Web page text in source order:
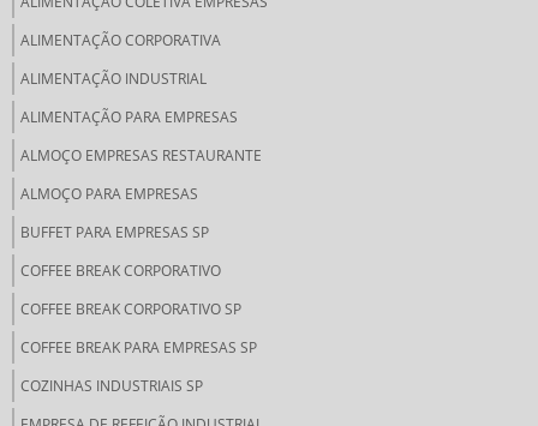
ALIMENTAÇÃO CORPORATIVA
ALIMENTAÇÃO INDUSTRIAL
ALIMENTAÇÃO PARA EMPRESAS
ALMOÇO EMPRESAS RESTAURANTE
ALMOÇO PARA EMPRESAS
BUFFET PARA EMPRESAS SP
COFFEE BREAK CORPORATIVO
COFFEE BREAK CORPORATIVO SP
COFFEE BREAK PARA EMPRESAS SP
COZINHAS INDUSTRIAIS SP